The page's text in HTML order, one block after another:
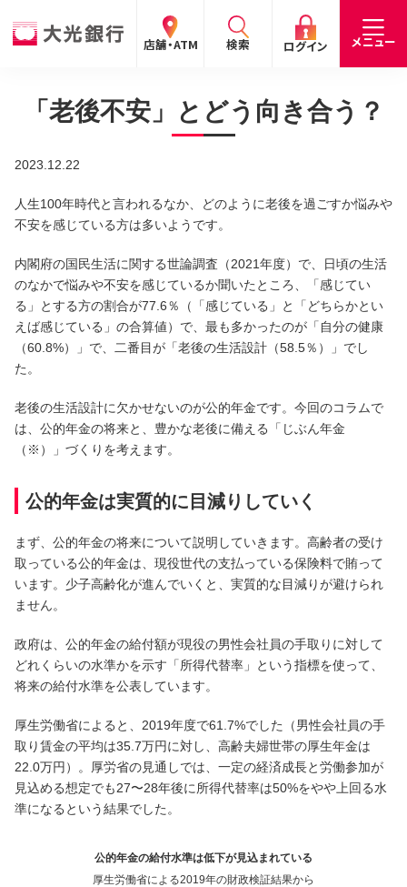
店舗・ATM 検索 ログイン メニュー
閉じる
手数料 預金金利 お問合わせ
個人の
法人の
閉じる
個人のお客さま
デビット会員用 Web
（デビットカードをご利用のお客さま向け）
サービスのご案内 ログイン
たいこうインターネット投信
サービスのご案内
たいこうNavi
（たいこうNaviをご利用のお客さま向け）
サービスのご案内 ログイン （※）
す。
法人のお客さま
たいこうオフィスe-バンキング
サービスのご案内
NBセンター
閉じる
「老後不安」とどう向き合う？
2023.12.22
人生100年時代と言われるなか、どのように老後を過ごすか悩みや
不安を感じている方は多いようです。
内閣府の国民生活に関する世論調査（2021年度）で、日頃の生活
のなかで悩みや不安を感じているか聞いたところ、「感じてい
る」とする方の割合が77.6％（「感じている」と「どちらかとい
えば感じている」の合算値）で、最も多かったのが「自分の健康
（60.8%）」で、二番目が「老後の生活設計（58.5％）」でし
た。
老後の生活設計に欠かせないのが公的年金です。今回のコラムで
は、公的年金の将来と、豊かな老後に備える「じぶん年金
（※）」づくりを考えます。
公的年金は実質的に目減りしていく
まず、公的年金の将来について説明していきます。高齢者の受け
取っている公的年金は、現役世代の支払っている保険料で賄って
います。少子高齢化が進んでいくと、実質的な目減りが避けられ
ません。
政府は、公的年金の給付額が現役の男性会社員の手取りに対して
どれくらいの水準かを示す「所得代替率」という指標を使って、
将来の給付水準を公表しています。
厚生労働省によると、2019年度で61.7%でした（男性会社員の手
取り賃金の平均は35.7万円に対し、高齢夫婦世帯の厚生年金は
22.0万円）。厚労省の見通しでは、一定の経済成長と労働参加が
見込める想定でも27〜28年後に所得代替率は50%をやや上回る水
準になるという結果でした。
公的年金の給付水準は低下が見込まれている
厚生労働省による2019年の財政検証結果から